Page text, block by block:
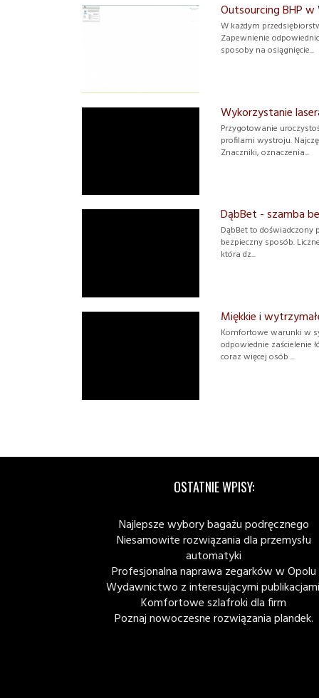
Outsourcing BHP
W każdym
Zapewnienie
sposoby na osiągnięcie...
Wykorzystanie
Przygotowanie
profilami wystroju.
Znaczniki, oznaczenia...
DąbBet - szamba
DąbBet to
bezpieczny sposób.
która dz...
Miękkie i
Komfortowe warunki w
odpowiednie zaścielenie
coraz więcej osób ...
OSTATNIE WPISY:
Najlepsze wybory bagażu podręcznego
Niesamowite rozwiązania dla przemysłu
automatyki
Profesjonalna naprawa zegarków w Opolu
Wydawnictwo z interesującymi
Komfortowe szlafroki dla firm
Poznaj nowoczesne rozwiązania plandek.